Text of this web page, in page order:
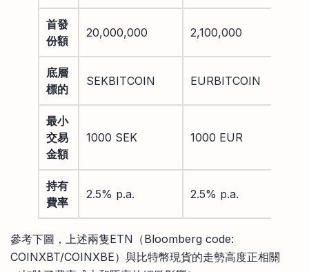
首發
份額
20,000,000 2,100,000
底層
標的
SEKBITCOIN EURBITCOIN
最小
交易
金額
1000 SEK 1000 EUR
持有
費率
2.5% p.a. 2.5% p.a.
參考下圖，上述兩隻ETN（Bloomberg code:
COINXBT/COINXBE）與比特幣現貨的走勢高度正相關